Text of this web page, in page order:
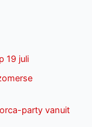
19 juli
party vanuit